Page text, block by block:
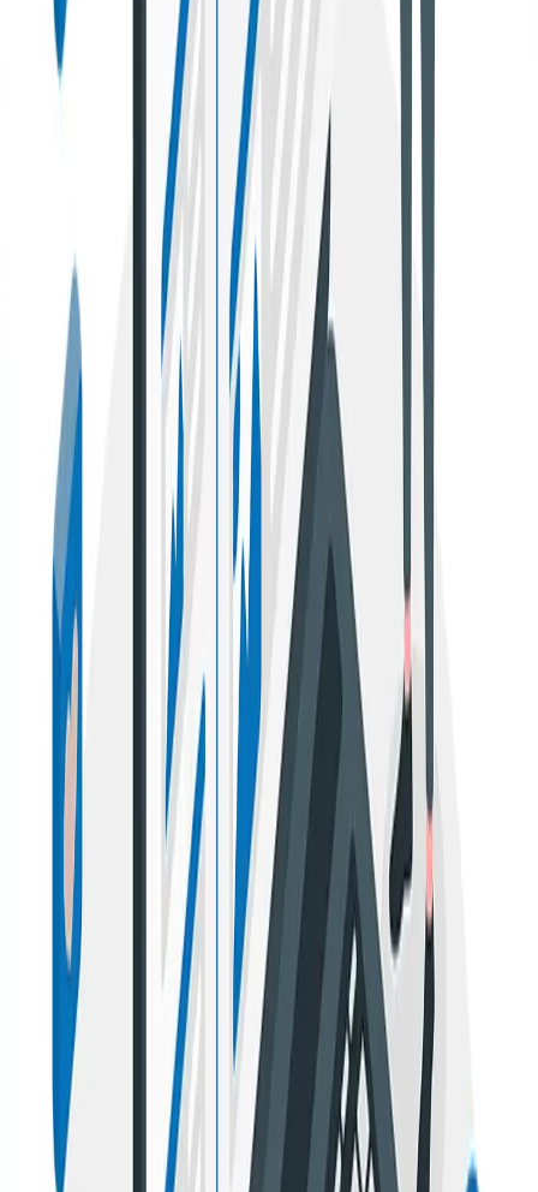
puedas conseguir un tráfico más alto. Para que tengas
el éxito deseado y veas un aumento de tráfico, debes
acordar con los blogers con los cuales estés
colaborando, para que se incluya la etiqueta “dofollow”
que va a permitir que tenga valor para Google.
Llegarás a una audiencia más amplia
Al llevar a cabo la publicación de contenido en un blog
externo a través de la práctica de guest posting, tendrás
la posibilidad de ampliar tu público objetivo
crear contenido potente, innovador y creativo podrás
atraer la atención de nuevos lectores que se van a
interesar en obtener los recursos de tu sitio. Esto va a
repercutir para que tengas mayor reconocimiento en el
sector y seas un referente en la industria.
Búsqueda de blogs relacionados
Antes de que te pongas a buscar blogs en los que vayas
a realizar colaboraciones de guest posting, es
importante que
hagas un análisis de la otra parte
que revises si es compatible con tu modelo de negocio.
Es ideal que procures escoger aquellos blogs que
tengan relación con el contenido que tu realizas. Pero
trata que complemente lo que realizas más no que vaya
en la misma línea tu negocio. Esto permitirá que ambos
puedan salir beneficiados y no que vayan a competir
por los mismos intereses.
Escoger los blogs que vas a
contactar
Trata de ser organizado con la búsqueda de blogs con
los cuales deseas colaborar, es oportuno que
establezcas relaciones con sitios que posean una buena
autoridad y reputación en tu nicho. Para hacer esa tarea
te aconsejamos que hagas un listado en un documento
en línea, donde coloques el nombre del blog, la
dirección, la autoridad del dominio, el nombre del
contacto del responsable y el estatus del contacto.
Además, te aconsejamos que hagas búsquedas en
Google para que logres identificar aquellos blogs que
permiten estas prácticas. También puedes utilizar
herramientas como SemRush y hacer búsqueda de
palabras claves que tengan relación con tu industria, así
podrás identificar qué páginas contactar.